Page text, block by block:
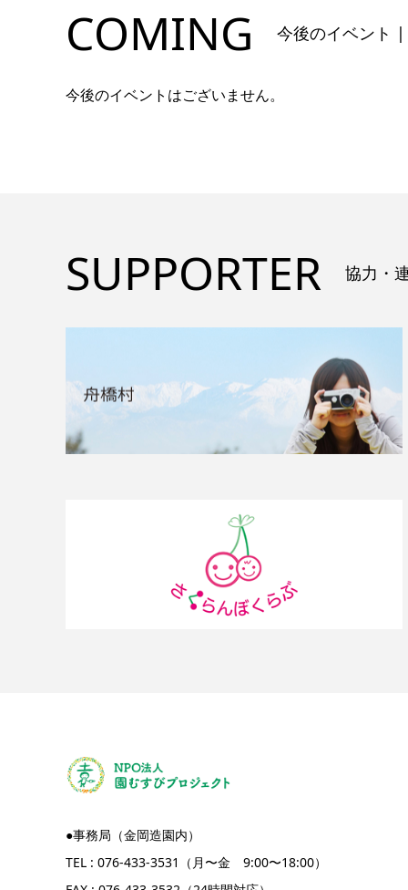
COMING 今後のイベント
今後のイベントはございません。
SUPPORTER 協力・
●事務局（金岡造園内）
TEL : 076-433-3531（月〜金 9:00〜18:00）